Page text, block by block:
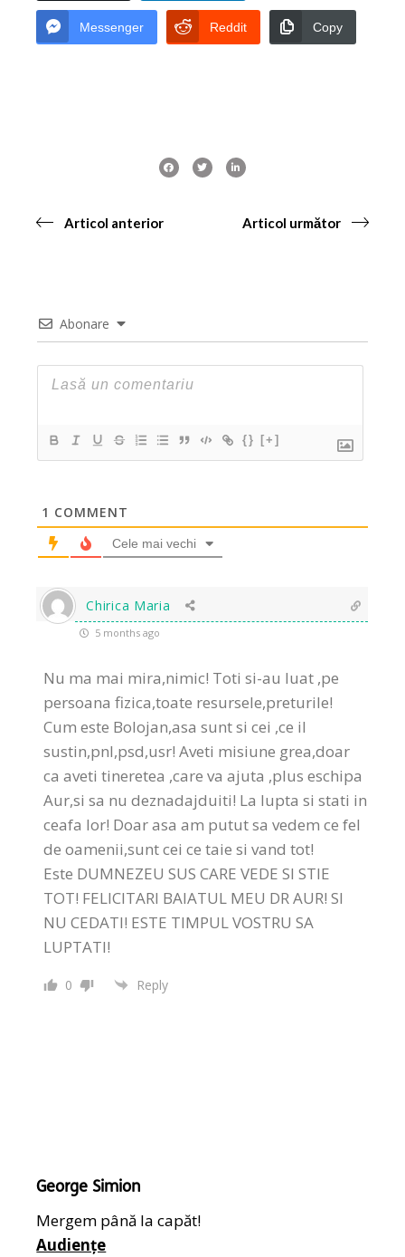
Messenger Reddit Copy
Articol anterior Articol următor
Abonare
{} [+]
1 COMMENT
Cele mai vechi
Chirica Maria
5 months ago
Nu ma mai mira,nimic! Toti si-au luat ,pe
persoana fizica,toate resursele,preturile!
Cum este Bolojan,asa sunt si cei ,ce il
sustin,pnl,psd,usr! Aveti misiune grea,doar
ca aveti tineretea ,care va ajuta ,plus eschipa
Aur,si sa nu deznadajduiti! La lupta si stati in
ceafa lor! Doar asa am putut sa vedem ce fel
de oamenii,sunt cei ce taie si vand tot!
Este DUMNEZEU SUS CARE VEDE SI STIE
TOT! FELICITARI BAIATUL MEU DR AUR! SI
NU CEDATI! ESTE TIMPUL VOSTRU SA
LUPTATI!
0 Reply
George Simion
Mergem până la capăt!
Audiențe